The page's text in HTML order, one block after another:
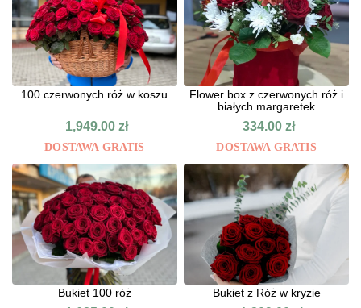
100 czerwonych róż w koszu
1,949.00zł
DOSTAWA GRATIS
Flower box z czerwonych róż i
białych margaretek
334.00zł
DOSTAWA GRATIS
Bukiet 100 róż Bukiet z Róż w kryzie